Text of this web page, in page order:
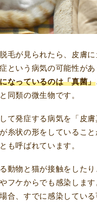
毛が見られたら、皮膚に
という病気の可能性があ
なっているのは「真菌」
同類の微生物です。
て発症する病気を「皮膚
糸状の形をしていること
も呼ばれています。
動物と猫が接触をしたり
フケからでも感染しま
合、すでに感染している